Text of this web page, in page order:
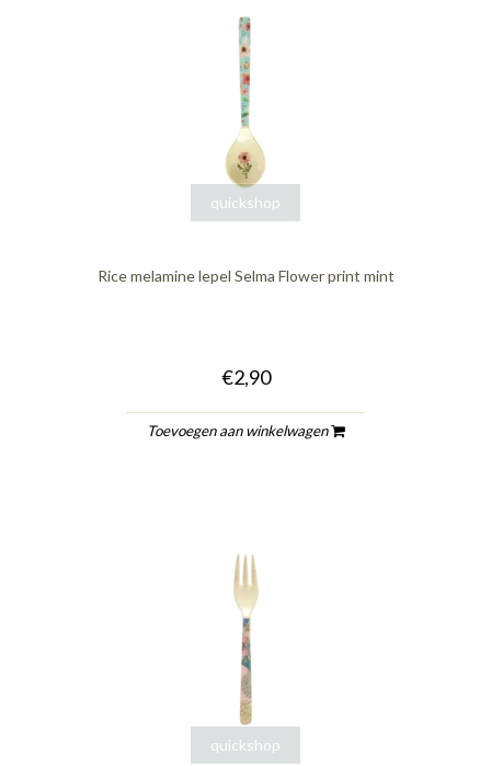
quickshop
Rice melamine lepel Selma Flower print mint
€2,90
Toevoegen aan winkelwagen
quickshop